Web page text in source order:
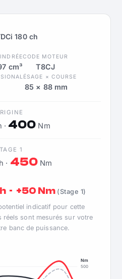
180 ch
cm³
CODE MOTEUR
T8CJ
ALÉSAGE × COURSE
85 × 88 mm
400 Nm
1
· 450Nm
· +50 Nm (Stage 1)
indicatif pour cette
réels sont mesurés sur votre
banc de puissance.
500
Nm